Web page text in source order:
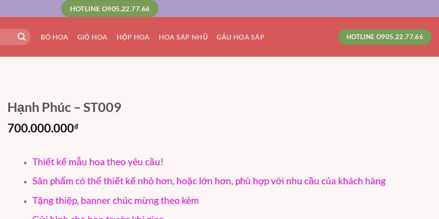
HOTLINE O905.22.77.66
BÓ HOA GIỎ HOA HỘP HOA HOA SÁP NHŨ GẤU HOA SÁP HOTLINE O905.22.77.66
Hạnh Phúc – ST009
700.000.000₫
Thiết kế mẫu hoa theo yêu cầu!
Sản phẩm có thể thiết kế nhỏ hơn, hoặc lớn hơn, phù hợp với nhu cầu của khách hàng
Tặng thiệp, banner chúc mừng theo kèm